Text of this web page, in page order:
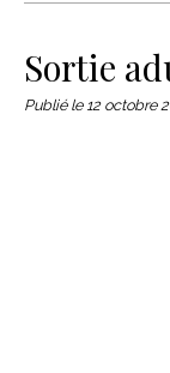
Sortie
Publié le 12 octobre